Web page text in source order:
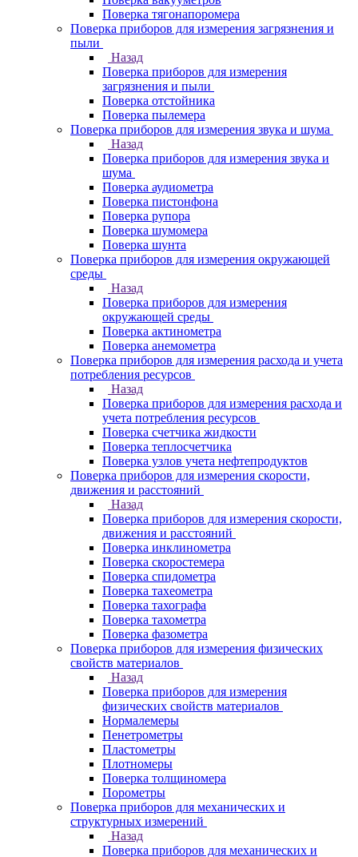
Поверка тягонапоромера
Поверка приборов для измерения загрязнения и
пыли
Назад
Поверка приборов для измерения
загрязнения и пыли
Поверка отстойника
Поверка пылемера
Поверка приборов для измерения звука и шума
Назад
Поверка приборов для измерения звука и
шума
Поверка аудиометра
Поверка пистонфона
Поверка рупора
Поверка шумомера
Поверка шунта
Поверка приборов для измерения окружающей
среды
Назад
Поверка приборов для измерения
окружающей среды
Поверка актинометра
Поверка анемометра
Поверка приборов для измерения расхода и учета
потребления ресурсов
Назад
Поверка приборов для измерения расхода и
учета потребления ресурсов
Поверка счетчика жидкости
Поверка теплосчетчика
Поверка узлов учета нефтепродуктов
Поверка приборов для измерения скорости,
движения и расстояний
Назад
Поверка приборов для измерения скорости,
движения и расстояний
Поверка инклинометра
Поверка скоростемера
Поверка спидометра
Поверка тахеометра
Поверка тахографа
Поверка тахометра
Поверка фазометра
Поверка приборов для измерения физических
свойств материалов
Назад
Поверка приборов для измерения
физических свойств материалов
Нормалемеры
Пенетрометры
Пластометры
Плотномеры
Поверка толщиномера
Порометры
Поверка приборов для механических и
структурных измерений
Назад
Поверка приборов для механических и